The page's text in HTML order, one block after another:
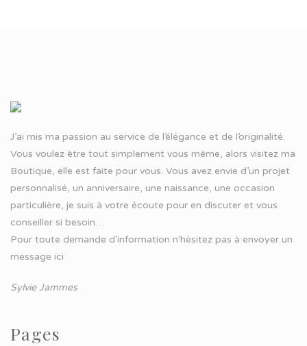
J’ai mis ma passion au service de l’élégance et de l’originalité.
Vous voulez être tout simplement vous même, alors visitez ma
Boutique, elle est faite pour vous. Vous avez envie d’un projet
personnalisé, un anniversaire, une naissance, une occasion
particulière, je suis à votre écoute pour en discuter et vous
conseiller si besoin…
Pour toute demande d’information n’hésitez pas à envoyer un
message ici
Sylvie Jammes
Pages